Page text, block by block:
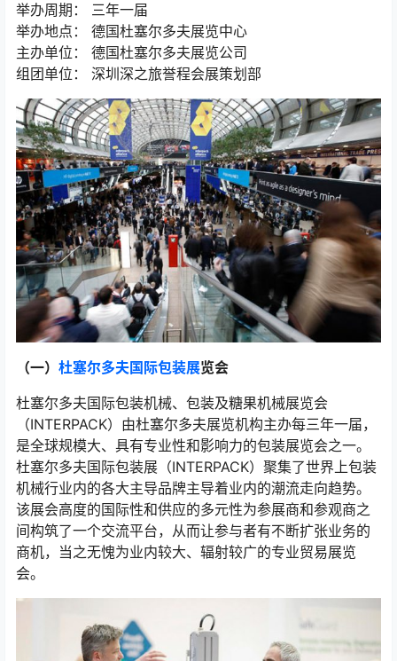
举办周期： 三年一届
举办地点： 德国杜塞尔多夫展览中心
主办单位： 德国杜塞尔多夫展览公司
组团单位： 深圳深之旅誉程会展策划部
（一） 杜塞尔多夫国际包装展览会
杜塞尔多夫国际包装机械、包装及糖果机械展览会
（INTERPACK）由杜塞尔多夫展览机构主办每三年一届，
是全球规模大、具有专业性和影响力的包装展览会之一。
杜塞尔多夫国际包装展（INTERPACK）聚集了世界上包装
机械行业内的各大主导品牌主导着业内的潮流走向趋势。
该展会高度的国际性和供应的多元性为参展商和参观商之
间构筑了一个交流平台，从而让参与者有不断扩张业务的
商机，当之无愧为业内较大、辐射较广的专业贸易展览
会。